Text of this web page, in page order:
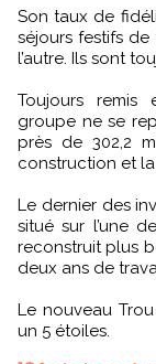
Son taux de
séjours festifs de
l’autre. Ils sont
Toujours remis
groupe ne se
près de 302,2
construction et
Le dernier des
situé sur l’une
reconstruit plus
deux ans de
Le nouveau
un 5 étoiles.